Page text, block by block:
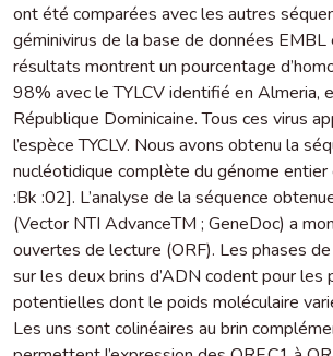
ont été comparées avec les autres
géminivirus de la base de données EMBL
résultats montrent un pourcentage
98% avec le TYLCV identifié en Almeria,
République Dominicaine. Tous ces virus
l’espèce TYCLV. Nous avons obtenu la
nucléotidique complète du génome
:Bk :02]. L’analyse de la séquence
(Vector NTI AdvanceTM ; GeneDoc) a
ouvertes de lecture (ORF). Les phases
sur les deux brins d’ADN codent pour les
potentielles dont le poids moléculaire
Les uns sont colinéaires au brin